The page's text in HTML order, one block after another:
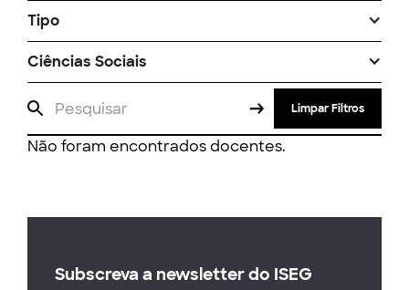
Tipo
Ciências Sociais
Limpar Filtros
Não foram encontrados docentes.
Subscreva a newsletter do ISEG